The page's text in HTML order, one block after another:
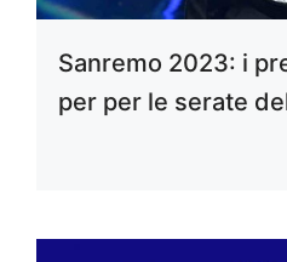
Sanremo 2023: i
per per le serate